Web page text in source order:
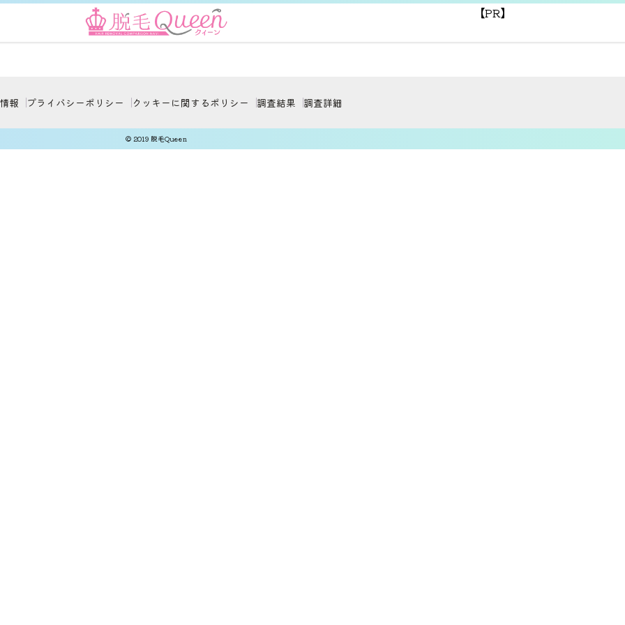
【PR】
報 プライバシーポリシー クッキーに関するポリシー 調査結果 調査詳細
© 2019 脱毛Queen